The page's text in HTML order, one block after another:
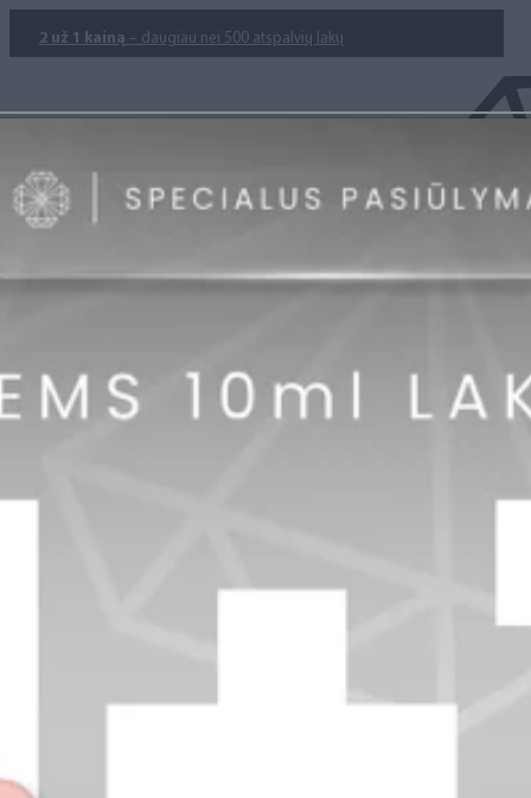
2 už 1 kainą – daugiau nei 500 atspalvių lakų